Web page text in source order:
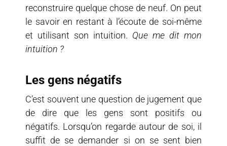
reconstruire quelque chose de neuf. On peut
le savoir en restant à l’écoute de soi-même
et utilisant son intuition. Que me dit mon
intuition ?
Les gens négatifs
C’est souvent une question de jugement que
de dire que les gens sont positifs ou
négatifs. Lorsqu’on regarde autour de soi, il
suffit de se demander si on se sent bien